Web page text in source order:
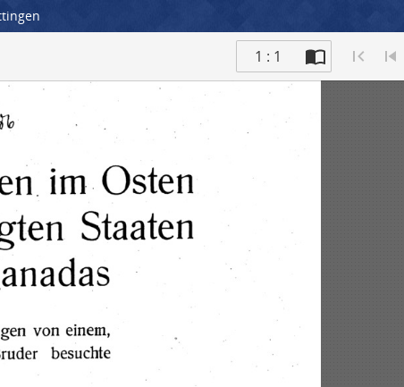
1 : 1